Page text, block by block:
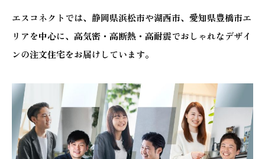
エスコネクトでは、静岡県浜松市や湖西市、愛知県豊橋市エ
リアを中心に、高気密・高断熱・高耐震でおしゃれなデザイ
ンの注文住宅をお届けしています。